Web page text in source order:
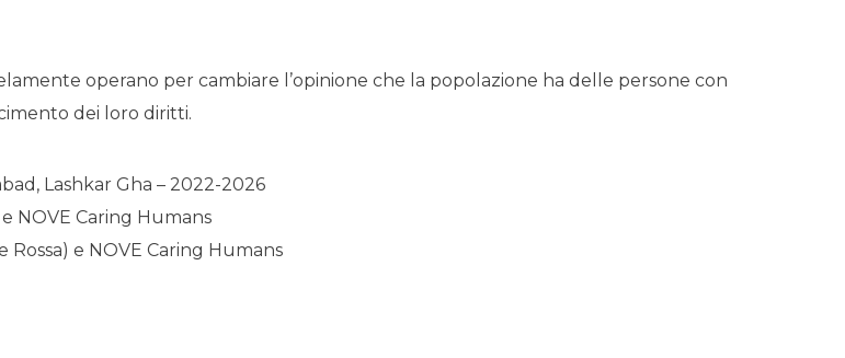
operano per cambiare l’opinione che la popolazione ha delle persone con
dei loro diritti.
Lashkar Gha – 2022-2026
NOVE Caring Humans
e NOVE Caring Humans